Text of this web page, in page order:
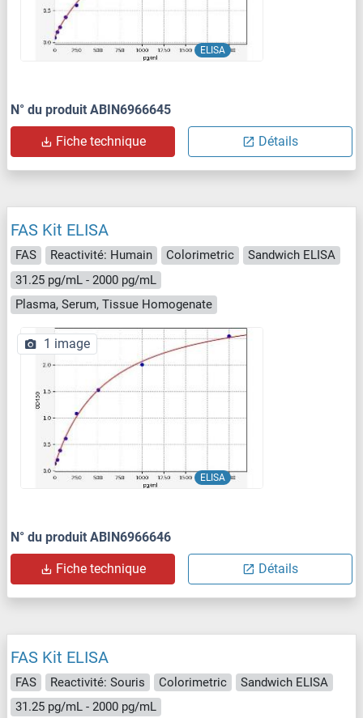
ELISA
N° du produit ABIN6966645
Fiche technique Détails
FAS Kit ELISA
FAS Reactivité: Humain Colorimetric
Sandwich ELISA
31.25 pg/mL - 2000 pg/mL
Plasma, Serum, Tissue Homogenate
ELISA
1 image
N° du produit ABIN6966646
Fiche technique Détails
FAS Kit ELISA
FAS Reactivité: Souris Colorimetric
Sandwich ELISA
31.25 pg/mL - 2000 pg/mL